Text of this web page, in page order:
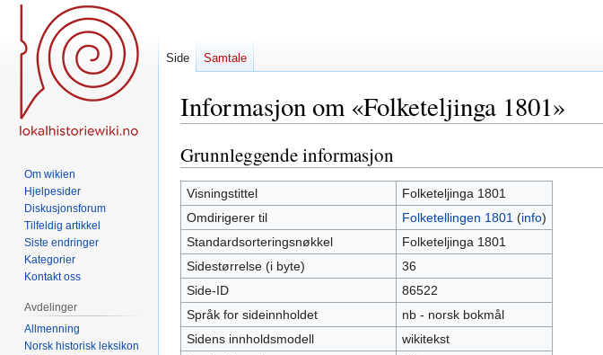
Informasjon om «Folketeljinga 1801»
Hopp
til
navigering
Hopp
til
søk
Grunnleggende informasjon
Visningstittel
Folketeljinga 1801
Omdirigerer til
Folketellingen 1801 (info)
Standardsorteringsnøkkel
Folketeljinga 1801
Sidestørrelse (i byte)
36
Side-ID
86522
Språk for sideinnholdet
nb - norsk bokmål
Sidens innholdsmodell
wikitekst
Side Samtale
Om wikien
Hjelpesider
Diskusjonsforum
Tilfeldig artikkel
Siste endringer
Kategorier
Kontakt oss
Avdelinger
Allmenning
Norsk historisk leksikon